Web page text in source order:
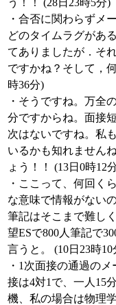
う！！ (28日23時5分)
・合否に関わらずメ
どのタイムラグがあ
てありましたが．そ
ですかね？そして，
時36分)
・そうですね。万全
分ですからね。面接
次はないですね。私
いるかも知れません
ょう！！ (13日0時12
・ここって、何回く
な意味で情報がない
筆記はそこまで難し
望ESで800人筆記で
言うと。 (10日23時10
・1次面接の通過の
接は4対1で、一人15
機、私の場合は物理